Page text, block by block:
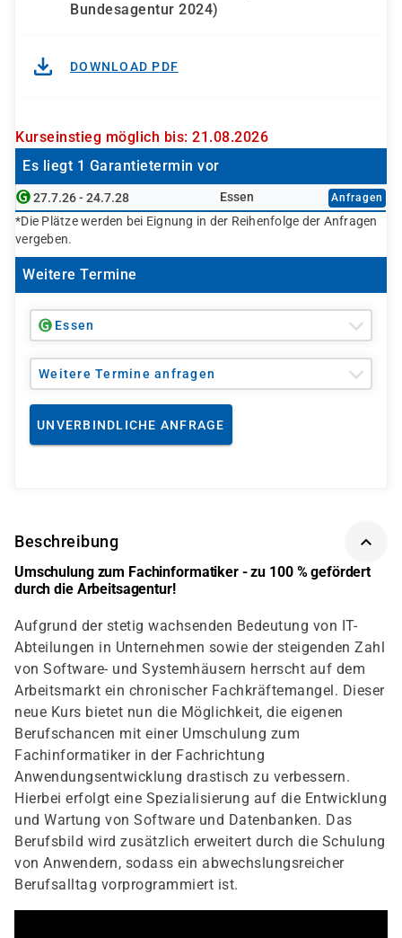
Bundesagentur 2024)
DOWNLOAD PDF
Kurseinstieg möglich bis: 21.08.2026
Es liegt 1 Garantietermin vor
27.7.26 - 24.7.28 Essen Anfragen
*Die Plätze werden bei Eignung in der Reihenfolge der Anfragen
vergeben.
Weitere Termine
Essen
Weitere Termine anfragen
UNVERBINDLICHE ANFRAGE
Beschreibung
Umschulung zum Fachinformatiker - zu 100 % gefördert
durch die Arbeitsagentur!
Aufgrund der stetig wachsenden Bedeutung von IT-
Abteilungen in Unternehmen sowie der steigenden Zahl
von Software- und Systemhäusern herrscht auf dem
Arbeitsmarkt ein chronischer Fachkräftemangel. Dieser
neue Kurs bietet nun die Möglichkeit, die eigenen
Berufschancen mit einer Umschulung zum
Fachinformatiker in der Fachrichtung
Anwendungsentwicklung drastisch zu verbessern.
Hierbei erfolgt eine Spezialisierung auf die Entwicklung
und Wartung von Software und Datenbanken. Das
Berufsbild wird zusätzlich erweitert durch die Schulung
von Anwendern, sodass ein abwechslungsreicher
Berufsalltag vorprogrammiert ist.